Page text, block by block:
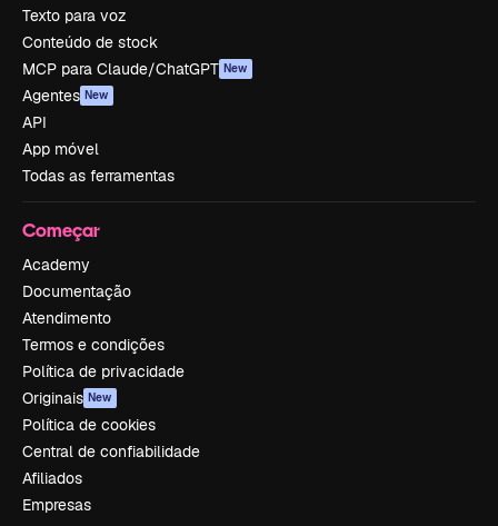
Texto para voz
Conteúdo de stock
MCP para Claude/ChatGPT New
Agentes New
API
App móvel
Todas as ferramentas
Começar
Academy
Documentação
Atendimento
Termos e condições
Política de privacidade
Originais New
Política de cookies
Central de confiabilidade
Afiliados
Empresas